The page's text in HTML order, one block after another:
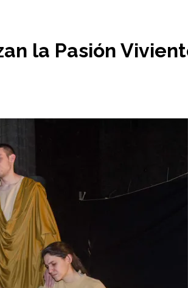
la Pasión